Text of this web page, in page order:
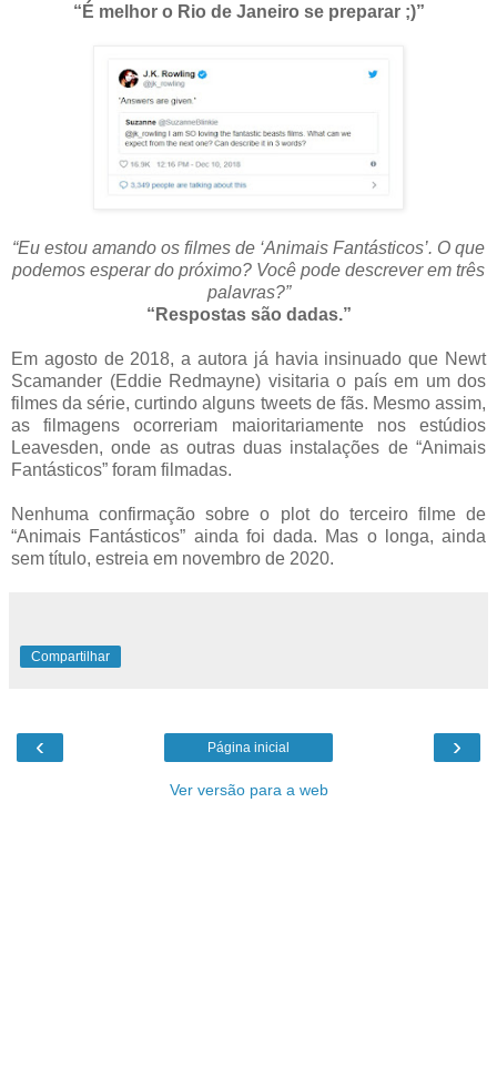
“É melhor o Rio de Janeiro se preparar ;)”
“Eu estou amando os filmes de ‘Animais Fantásticos’. O que
podemos esperar do próximo? Você pode descrever em três
palavras?”
“Respostas são dadas.”
Em agosto de 2018, a autora já havia insinuado que Newt
Scamander (Eddie Redmayne) visitaria o país em um dos
filmes da série, curtindo alguns tweets de fãs. Mesmo assim,
as filmagens ocorreriam maioritariamente nos estúdios
Leavesden, onde as outras duas instalações de “Animais
Fantásticos” foram filmadas.
Nenhuma confirmação sobre o plot do terceiro filme de
“Animais Fantásticos” ainda foi dada. Mas o longa, ainda
sem título, estreia em novembro de 2020.
Compartilhar
‹ ›
Página inicial
Ver versão para a web